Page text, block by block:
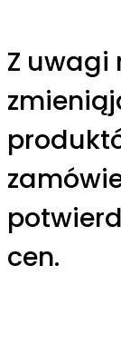
Z uwagi
cen.